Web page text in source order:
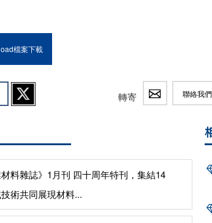
檔案下載
轉寄 聯絡我們
材料雜誌》1月刊 四十周年特刊，集結14
術共同展現材料...